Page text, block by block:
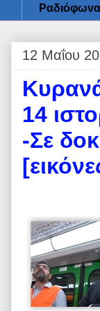
Ραδιόφωνα
12 Μαΐου
14
-Σε